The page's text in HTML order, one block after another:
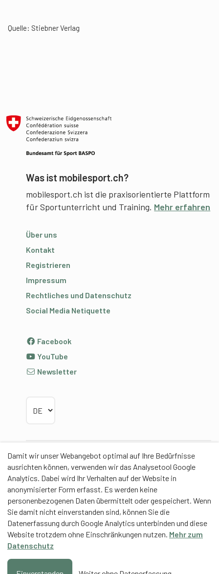
Damit wir unser Webangebot optimal auf Ihre Bedürfnisse
ausrichten können, verwenden wir das Analysetool Google
Analytics. Dabei wird Ihr Verhalten auf der Website in
anonymisierter Form erfasst. Es werden keine
personenbezogenen Daten übermittelt oder gespeichert. Wenn
Sie damit nicht einverstanden sind, können Sie die
Datenerfassung durch Google Analytics unterbinden und diese
Website trotzdem ohne Einschränkungen nutzen. Mehr zum
Datenschutz
Quelle: Stiebner Verlag
Was ist mobilesport.ch?
mobilesport.ch ist die praxisorientierte Plattform
für Sportunterricht und Training. Mehr erfahren
Über uns
Kontakt
Registrieren
Impressum
Rechtliches und Datenschutz
Social Media Netiquette
Facebook
YouTube
Newsletter
Partner
Contentpartner
Eidgenössische Hochschule für Sport Magglingen
EHSM